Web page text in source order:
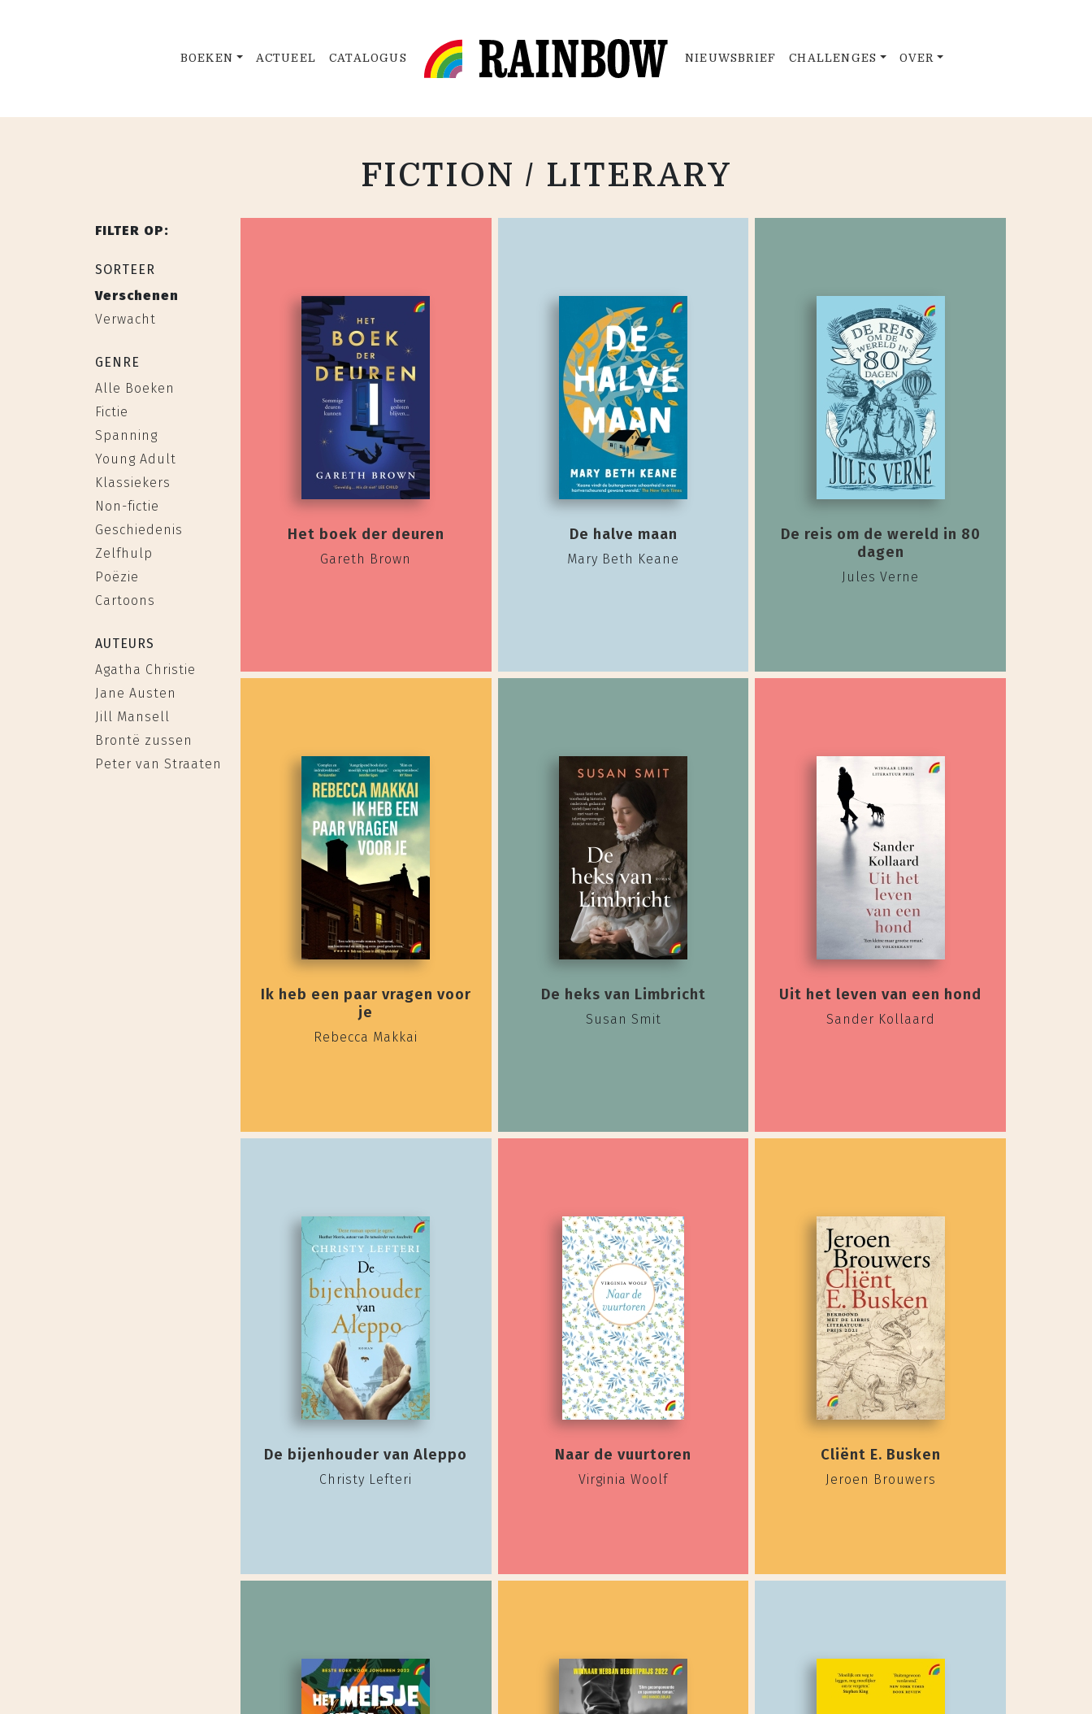
BOEKEN ACTUEEL CATALOGUS NIEUWSBRIEF CHALLENGES OVER
FICTION / LITERARY
FILTER OP:
SORTEER
Verschenen
Verwacht
GENRE
Alle Boeken
Fictie
Spanning
Young Adult
Klassiekers
Non-fictie
Geschiedenis
Zelfhulp
Poëzie
Cartoons
AUTEURS
Agatha Christie
Jane Austen
Jill Mansell
Brontë zussen
Peter van Straaten
Het boek der deuren
Gareth Brown
De halve maan
Mary Beth Keane
De reis om de wereld in 80
dagen
Jules Verne
Ik heb een paar vragen voor
je
Rebecca Makkai
De heks van Limbricht
Susan Smit
Uit het leven van een hond
Sander Kollaard
De bijenhouder van Aleppo
Christy Lefteri
Naar de vuurtoren
Virginia Woolf
Cliënt E. Busken
Jeroen Brouwers